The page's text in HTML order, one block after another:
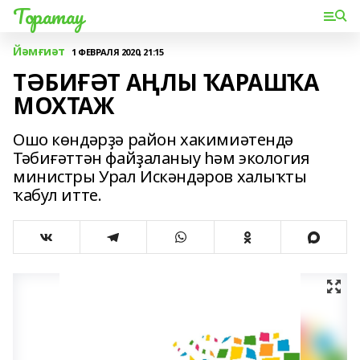
Торатау
Йәмғиәт 1 ФЕВРАЛЯ 2020, 21:15
ТӘБИҒӘТ АҢЛЫ ҠАРАШҠА
МОХТАЖ
Ошо көндәрҙә район хакимиәтендә
Тәбиғәттән файҙаланыу һәм экология
министры Урал Искәндәров халыҡты
ҡабул итте.